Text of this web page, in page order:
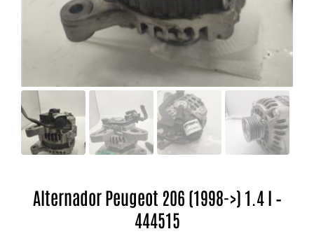
Alternador Peugeot 206 (1998->) 1.4 I –
444515